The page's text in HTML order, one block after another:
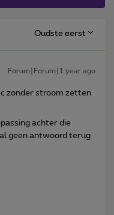
Oudste eerst
Forum|Forum|1 year ago
zonder stroom zetten
achter die
geen antwoord terug